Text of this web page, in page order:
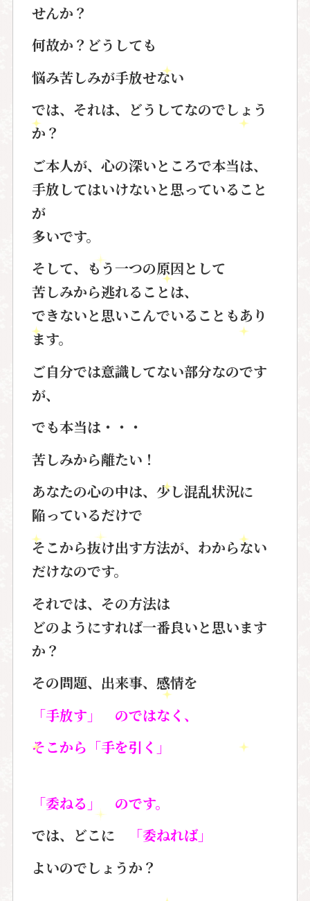
せんか？
何故か？どうしても
悩み苦しみが手放せない
では、それは、どうしてなのでしょう
か？
ご本人が、心の深いところで本当は、
手放してはいけないと思っていること
が
多いです。
そして、もう一つの原因として
苦しみから逃れることは、
できないと思いこんでいることもあり
ます。
ご自分では意識してない部分なのです
が、
でも本当は・・・
苦しみから離たい！
あなたの心の中は、少し混乱状況に
陥っているだけで
そこから抜け出す方法が、わからない
だけなのです。
それでは、その方法は
どのようにすれば一番良いと思います
か？
その問題、出来事、感情を
「手放す」 のではなく、
そこから「手を引く」
「委ねる」 のです。
では、どこに
「委ねれば」
よいのでしょうか？